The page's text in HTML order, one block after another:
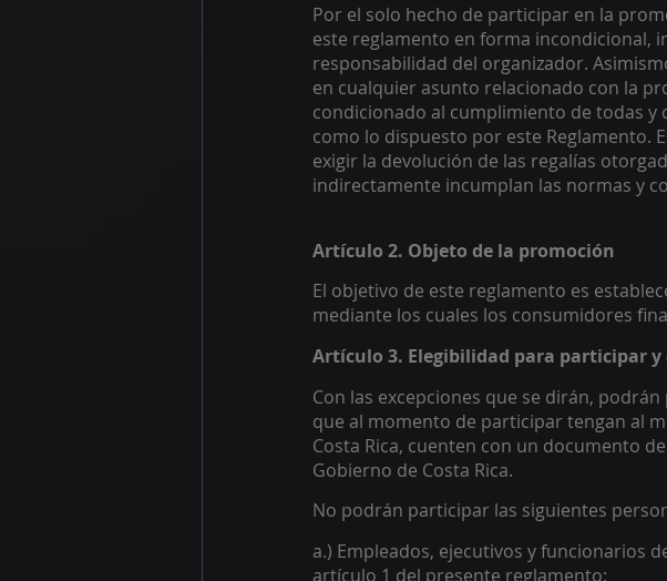
Por el solo hecho de participar en la
este reglamento en forma incondicional,
responsabilidad del organizador.
en cualquier asunto relacionado con la
condicionado al cumplimiento de todas y
como lo dispuesto por este Reglamento.
exigir la devolución de las regalías
indirectamente incumplan las normas y
Artículo 2. Objeto de la promoción
El objetivo de este reglamento es
mediante los cuales los consumidores
Artículo 3. Elegibilidad para participar y
Con las excepciones que se dirán,
que al momento de participar tengan al
Costa Rica, cuenten con un documento
Gobierno de Costa Rica.
No podrán participar las siguientes
a.) Empleados, ejecutivos y funcionarios
artículo 1 del presente reglamento;